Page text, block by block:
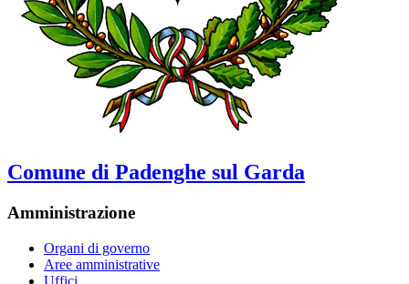
Comune di Padenghe sul Garda
Amministrazione
Organi di governo
Aree amministrative
Uffici